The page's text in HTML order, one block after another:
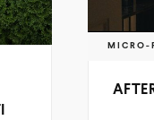
MICRO-